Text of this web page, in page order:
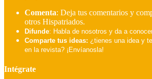
Comenta: Deja tus comentarios y
otros Hispatriados.
Difunde: Habla de nosotros y da a
Comparte tus ideas: ¿tienes una idea y
en la revista? ¡Envíanosla!
Intégrate